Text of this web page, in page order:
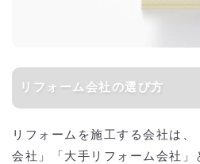
リフォーム会社の選び方
リフォームを施工する会社は
会社」「大手リフォーム会社」